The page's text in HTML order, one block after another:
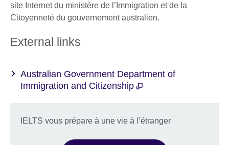
site Internet du ministère de l’Immigration et de la
Citoyenneté du gouvernement australien.
External links
Australian Government Department of
Immigration and Citizenship
IELTS vous prépare à une vie à l’étranger